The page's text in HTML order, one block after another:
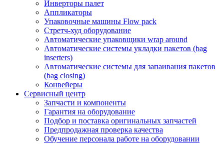
Инверторы палет
Аппликаторы
Упаковочные машины Flow pack
Стретч-худ оборудование
Автоматические упаковщики wrap around
Автоматические системы укладки пакетов (bag
inserters)
Автоматические системы для запаивания пакетов
(bag closing)
Конвейеры
Сервисный центр
Запчасти и компоненты
Гарантия на оборудование
Подбор и поставка оригинальных запчастей
Предпродажная проверка качества
Обучение персонала работе на оборудовании